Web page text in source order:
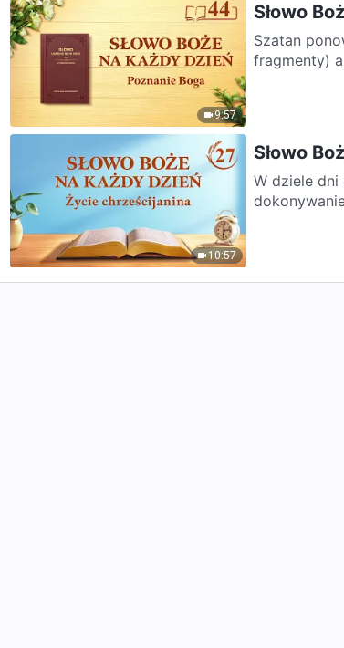
9:57
Słowo
Szatan
10:57
Słowo
W dziele dni